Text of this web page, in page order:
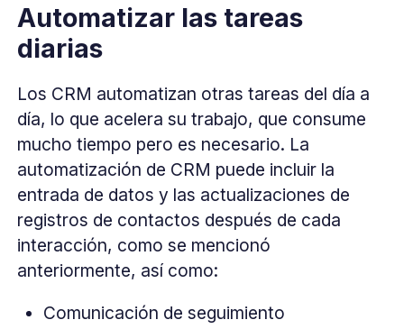
Automatizar las tareas
diarias
Los CRM automatizan otras tareas del día a
día, lo que acelera su trabajo, que consume
mucho tiempo pero es necesario. La
automatización de CRM puede incluir la
entrada de datos y las actualizaciones de
registros de contactos después de cada
interacción, como se mencionó
anteriormente, así como:
Comunicación de seguimiento